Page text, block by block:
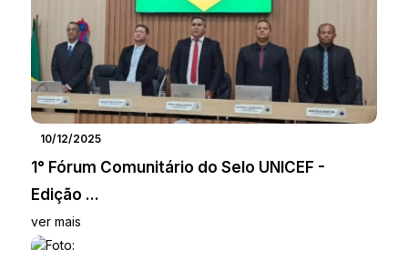
10/12/2025
1° Fórum Comunitário do Selo UNICEF -
Edição ...
ver mais